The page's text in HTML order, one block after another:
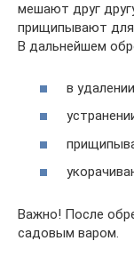
мешают друг
прищипывают для
В дальнейшем
в
Важно! После
садовым варом.